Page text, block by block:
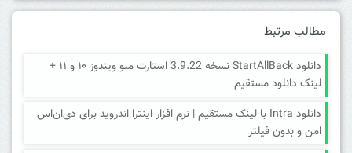
مطالب مرتبط
دانلود StartAllBack نسخه 3.9.22 استارت منو ویندوز ۱۰ و ۱۱ +
لینک دانلود مستقیم
دانلود Intra با لینک مستقیم | نرم افزار اینترا اندروید برای دی‌ان‌اس
امن و بدون فیلتر